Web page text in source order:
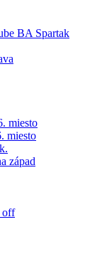
BA Spartak
miesto
miesto
západ
off